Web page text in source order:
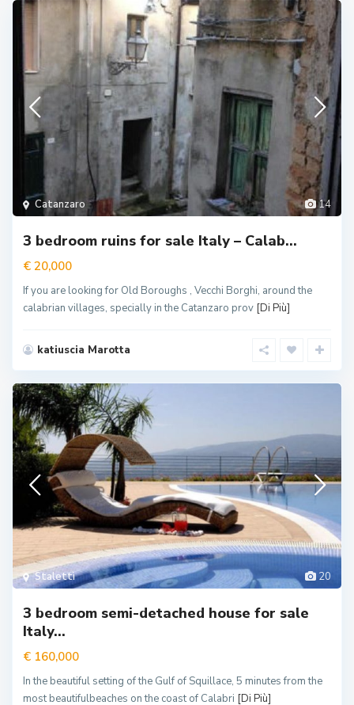
14
Catanzaro
3 bedroom ruins for sale Italy – Calab...
€ 20,000
If you are looking for Old Boroughs , Vecchi Borghi, around the
calabrian villages, specially in the Catanzaro prov [Di Più]
katiuscia Marotta
20
Stalettì
3 bedroom semi-detached house for sale
Italy...
€ 160,000
In the beautiful setting of the Gulf of Squillace, 5 minutes from the
most beautifulbeaches on the coast of Calabri [Di Più]